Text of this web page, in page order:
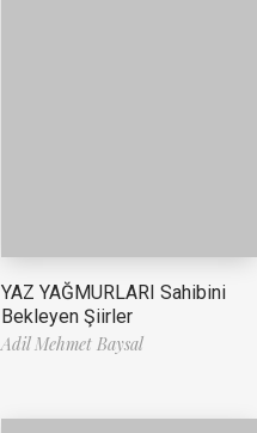
YAZ YAĞMURLARI Sahibini
Bekleyen Şiirler
Adil Mehmet Baysal